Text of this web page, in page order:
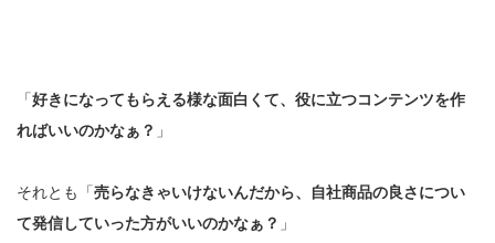
「好きになってもらえる様な面白くて、役に立つコンテンツを作
ればいいのかなぁ？ 」
それとも「売らなきゃいけないんだから、自社商品の良さについ
て発信していった方がいいのかなぁ？ 」